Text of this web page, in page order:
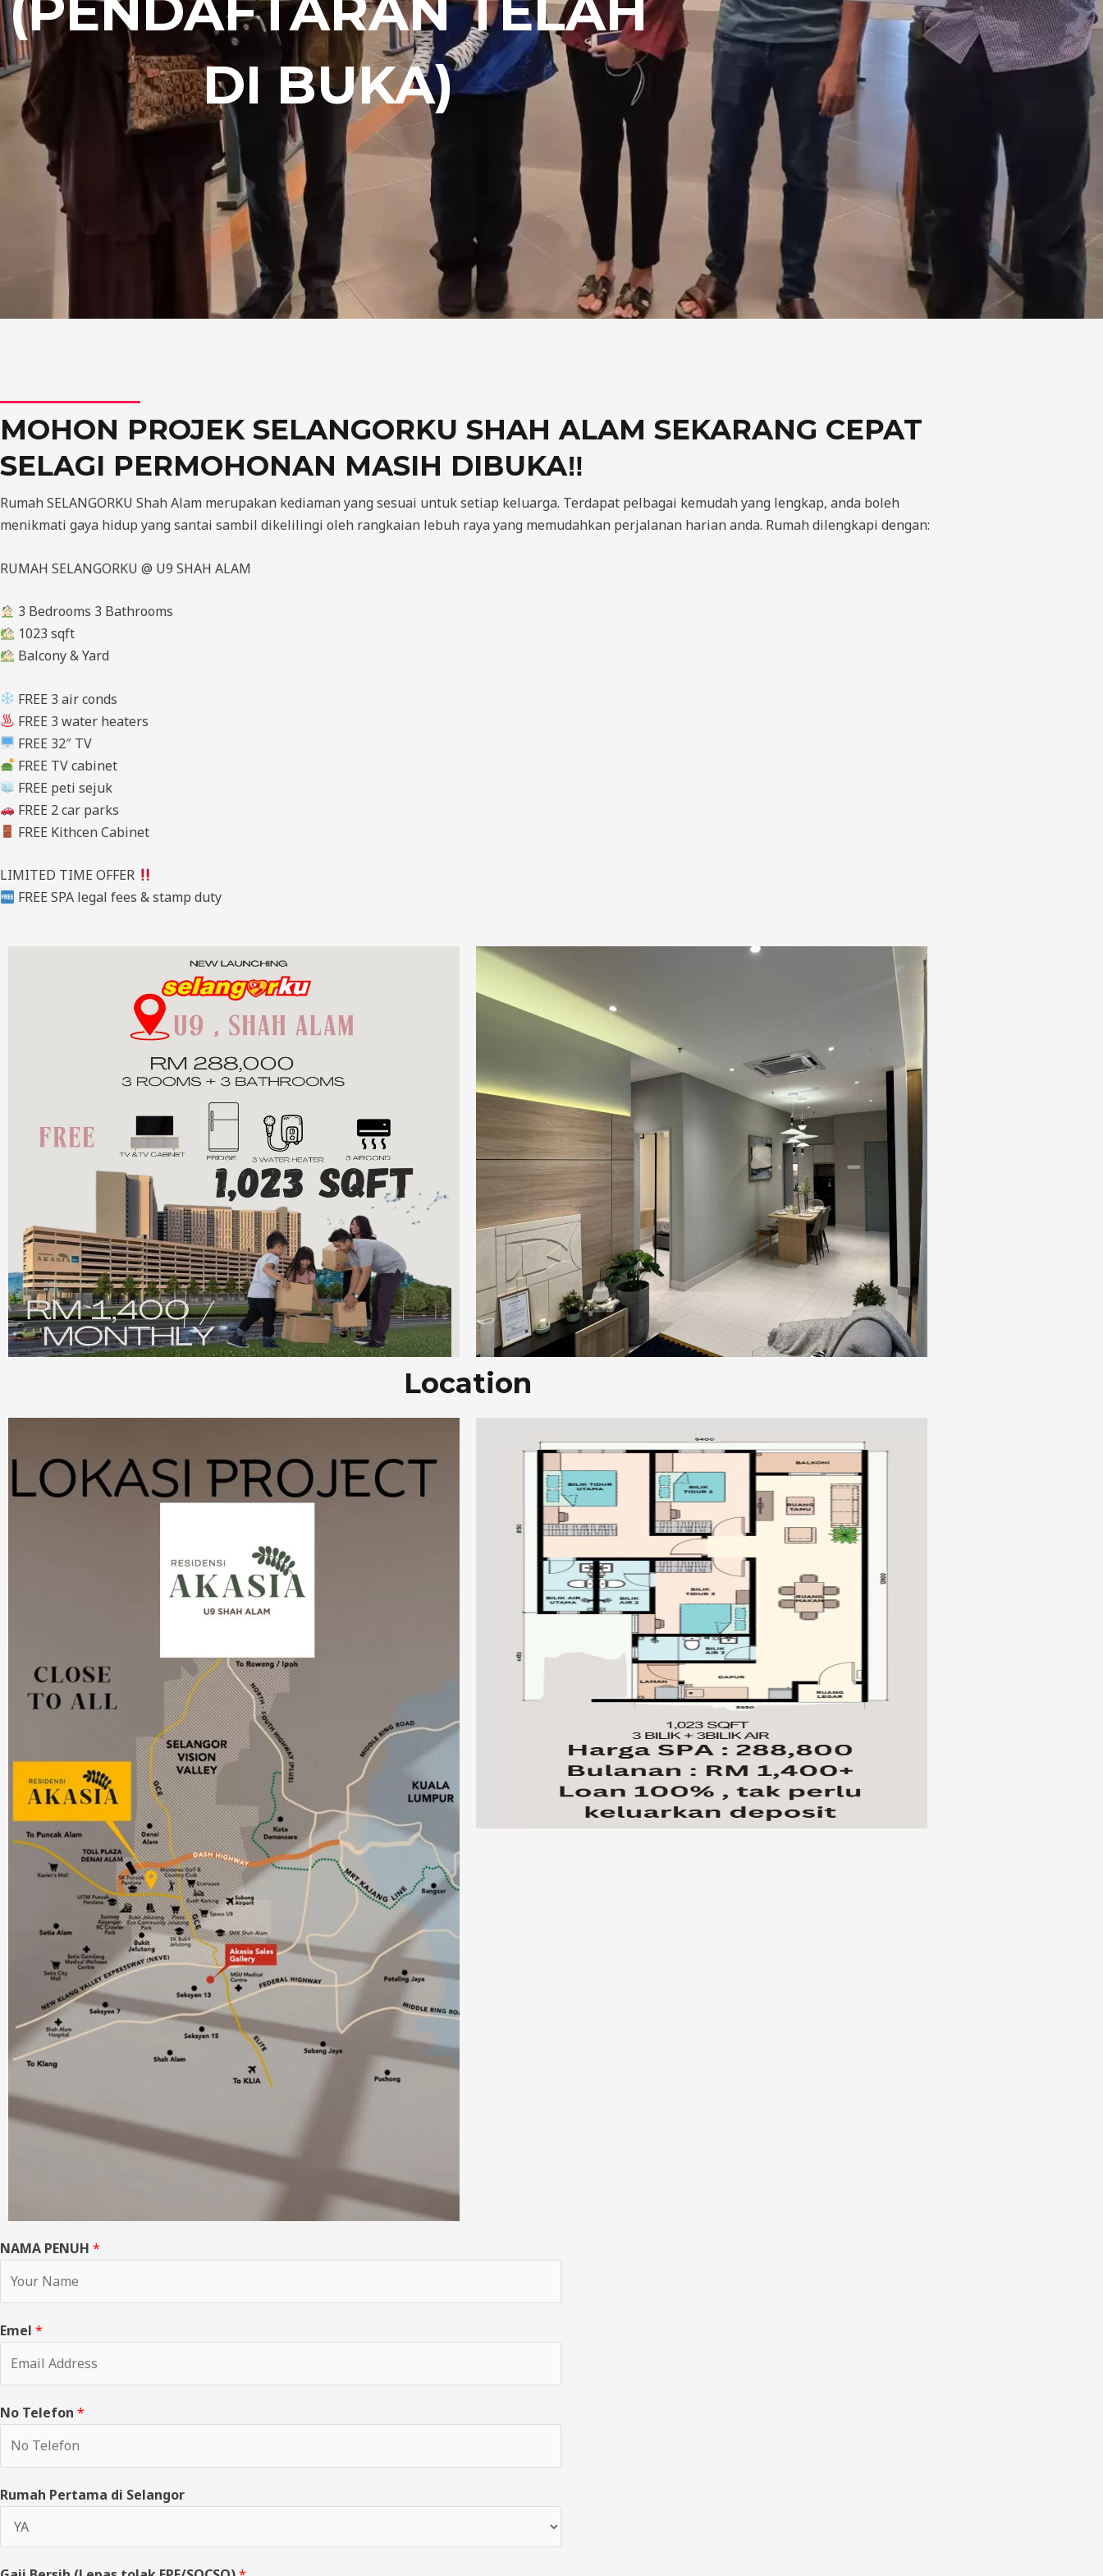
DI BUKA)
MOHON PROJEK SELANGORKU SHAH ALAM SEKARANG CEPAT
SELAGI PERMOHONAN MASIH DIBUKA‼
Rumah SELANGORKU Shah Alam merupakan kediaman yang sesuai untuk setiap keluarga. Terdapat pelbagai kemudah yang lengkap, anda boleh
menikmati gaya hidup yang santai sambil dikelilingi oleh rangkaian lebuh raya yang memudahkan perjalanan harian anda. Rumah dilengkapi dengan:
RUMAH SELANGORKU @ U9 SHAH ALAM
3 Bedrooms 3 Bathrooms
1023 sqft
Balcony & Yard
FREE 3 air conds
FREE 3 water heaters
FREE 32″ TV
FREE TV cabinet
FREE peti sejuk
FREE 2 car parks
FREE Kithcen Cabinet
LIMITED TIME OFFER
FREE SPA legal fees & stamp duty
Location
NAMA PENUH *
Emel *
No Telefon *
Rumah Pertama di Selangor